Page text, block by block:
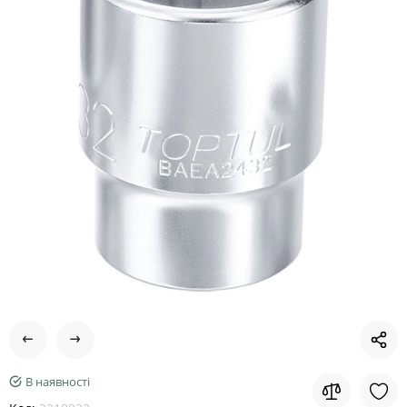
В наявності